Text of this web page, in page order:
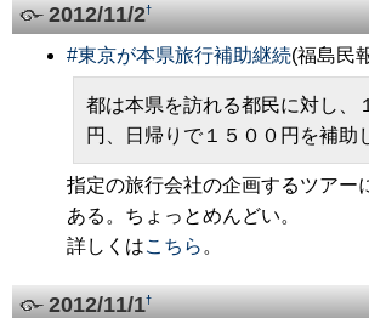
2012/11/2†
#東京が本県旅行補助継続(福島民
都は本県を訪れる都民に対し、
円、日帰りで１５００円を補助
指定の旅行会社の企画するツアー
ある。ちょっとめんどい。
詳しくはこちら 。
2012/11/1†